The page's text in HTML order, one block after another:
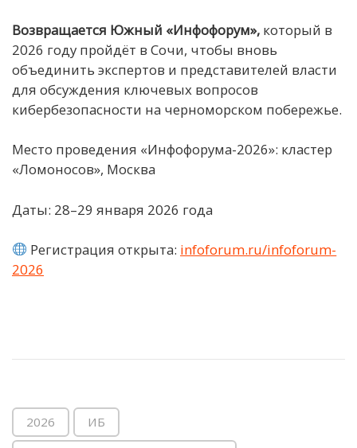
Возвращается Южный «Инфофорум», который в
2026 году пройдёт в Сочи, чтобы вновь
объединить экспертов и представителей власти
для обсуждения ключевых вопросов
кибербезопасности на черноморском побережье.
Место проведения «Инфофорума-2026»: кластер
«Ломоносов», Москва
Даты: 28–29 января 2026 года
Регистрация открыта: infoforum.ru/infoforum-
2026
2026 ИБ